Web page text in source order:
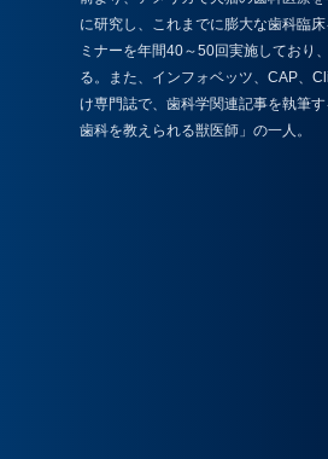
に研究し、これまでに膨大な歯科臨
ミナーを年間40～50回実施しており
る。また、インフォベッツ、CAP、
け専門誌で、歯科学関連記事を執筆
歯科を教えられる獣医師」の一人。